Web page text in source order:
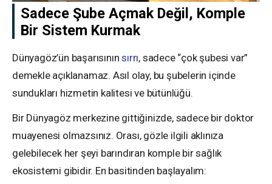
Sadece Şube Açmak Değil, Komple
Bir Sistem Kurmak
Dünyagöz’ün başarısınınsırrı, sadece “çok şubesi var”
demekle açıklanamaz. Asıl olay, bu şubelerin içinde
sundukları hizmetin kalitesi ve bütünlüğü.
Bir Dünyagöz merkezine gittiğinizde, sadece bir doktor
muayenesi olmazsınız. Orası, gözle ilgili aklınıza
gelebilecek her şeyi barındıran komple bir sağlık
ekosistemi gibidir. En basitinden başlayalım: